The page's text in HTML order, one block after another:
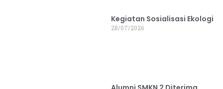
Kegiatan Sosialisasi Ekologi
28/07/2026